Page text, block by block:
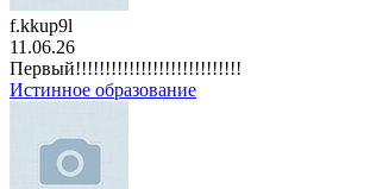
f.kkup9l
11.06.26
Первый!!!!!!!!!!!!!!!!!!!!!!!!!!!!
Истинное образование